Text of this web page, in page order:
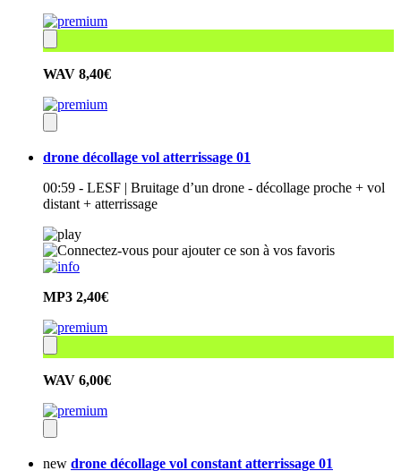
WAV 8,40€
drone décollage vol atterrissage 01
00:59 - LESF | Bruitage d’un drone - décollage proche + vol
distant + atterrissage
MP3 2,40€
WAV 6,00€
new drone décollage vol constant atterrissage 01